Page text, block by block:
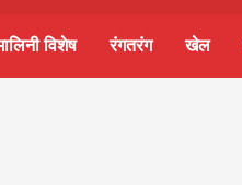
विशेष रंगतरंग खेल